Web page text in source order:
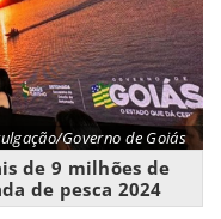
Governo de Goiás
de 9 milhões de
de pesca 2024